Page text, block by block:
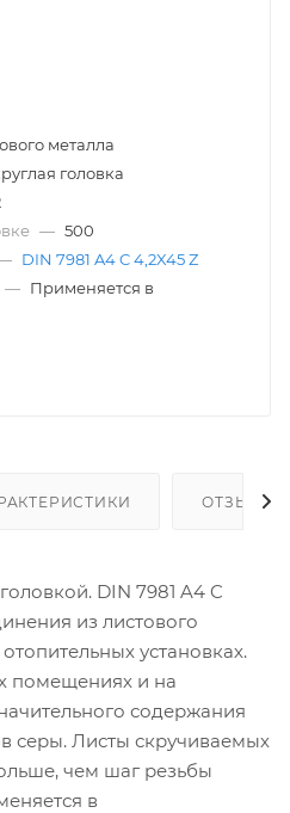
металла
головка
— 500
DIN 7981 A4 C 4,2X45 Z
— Применяется в
ОТЗЫВЫ
DIN 7981 A4 C
из листового
установках.
помещениях и на
содержания
серы. Листы скручиваемых
чем шаг резьбы
в